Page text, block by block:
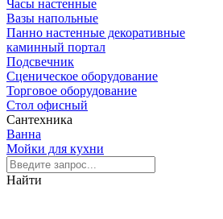
Часы настенные
Вазы напольные
Панно настенные декоративные
каминный портал
Подсвечник
Сценическое оборудование
Торговое оборудование
Стол офисный
Сантехника
Ванна
Мойки для кухни
Найти